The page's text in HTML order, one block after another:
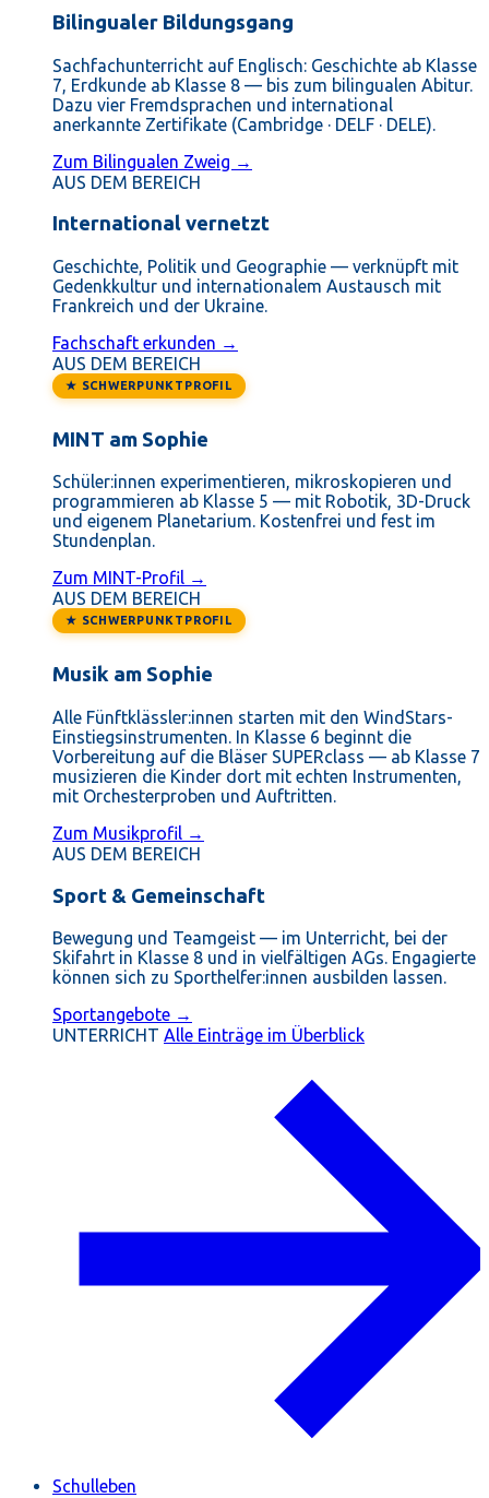
Bilingualer Bildungsgang
Sachfachunterricht auf Englisch: Geschichte ab Klasse
7, Erdkunde ab Klasse 8 — bis zum bilingualen Abitur.
Dazu vier Fremdsprachen und international
anerkannte Zertifikate (Cambridge · DELF · DELE).
Zum Bilingualen Zweig →
AUS DEM BEREICH
International vernetzt
Geschichte, Politik und Geographie — verknüpft mit
Gedenkkultur und internationalem Austausch mit
Frankreich und der Ukraine.
Fachschaft erkunden →
AUS DEM BEREICH
★ SCHWERPUNKTPROFIL
MINT am Sophie
Schüler:innen experimentieren, mikroskopieren und
programmieren ab Klasse 5 — mit Robotik, 3D-Druck
und eigenem Planetarium. Kostenfrei und fest im
Stundenplan.
Zum MINT-Profil →
AUS DEM BEREICH
★ SCHWERPUNKTPROFIL
Musik am Sophie
Alle Fünftklässler:innen starten mit den WindStars-
Einstiegsinstrumenten. In Klasse 6 beginnt die
Vorbereitung auf die Bläser SUPERclass — ab Klasse 7
musizieren die Kinder dort mit echten Instrumenten,
mit Orchesterproben und Auftritten.
Zum Musikprofil →
AUS DEM BEREICH
Sport & Gemeinschaft
Bewegung und Teamgeist — im Unterricht, bei der
Skifahrt in Klasse 8 und in vielfältigen AGs. Engagierte
können sich zu Sporthelfer:innen ausbilden lassen.
Sportangebote →
UNTERRICHT Alle Einträge im Überblick
Schulleben